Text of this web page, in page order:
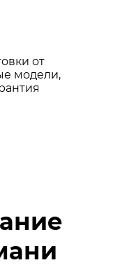
от
модели,